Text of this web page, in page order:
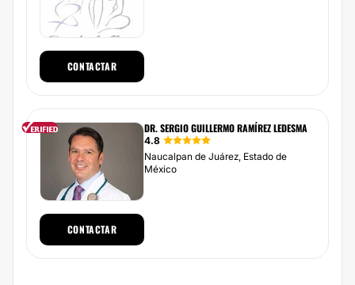
CONTACTAR
DR. SERGIO GUILLERMO RAMÍREZ LEDESMA
4.8
Naucalpan de Juárez, Estado de
México
CONTACTAR